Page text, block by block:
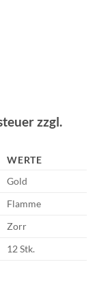
zzgl.
WERTE
Gold
Flamme
Zorr
12 Stk.